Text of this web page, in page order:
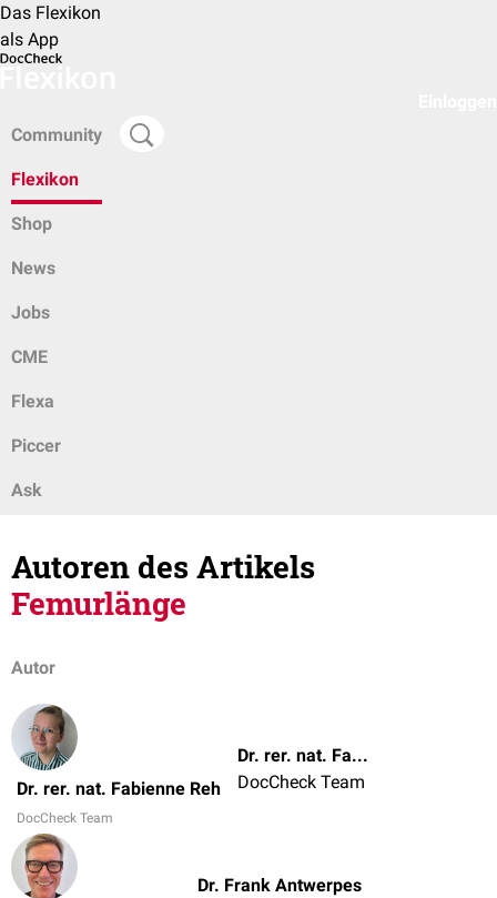
Das Flexikon
als App
Community
Flexikon
Shop
News
Jobs
CME
Flexa
Piccer
Ask
Autoren des Artikels
Femurlänge
Autor
Dr. rer. nat. Fabienne Reh
DocCheck Team
Dr. rer. nat. Fabienne Reh
DocCheck Team
Dr. Frank Antwerpes